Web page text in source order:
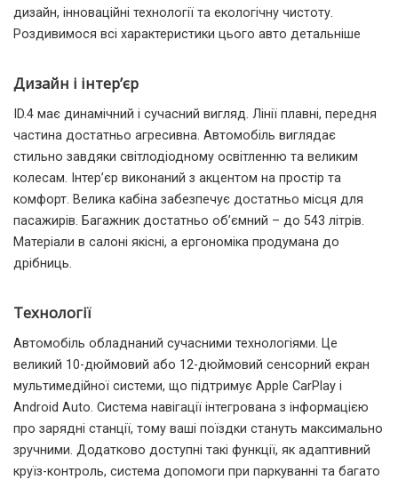
дизайн, інноваційні технології та екологічну чистоту.
Роздивимося всі характеристики цього авто детальніше
Дизайн і інтер’єр
ID.4 має динамічний і сучасний вигляд. Лінії плавні, передня
частина достатньо агресивна. Автомобіль виглядає
стильно завдяки світлодіодному освітленню та великим
колесам. Інтер’єр виконаний з акцентом на простір та
комфорт. Велика кабіна забезпечує достатньо місця для
пасажирів. Багажник достатньо об’ємний – до 543 літрів.
Матеріали в салоні якісні, а ергономіка продумана до
дрібниць.
Технології
Автомобіль обладнаний сучасними технологіями. Це
великий 10-дюймовий або 12-дюймовий сенсорний екран
мультимедійної системи, що підтримує Apple CarPlay і
Android Auto. Система навігації інтегрована з інформацією
про зарядні станції, тому ваші поїздки стануть максимально
зручними. Додатково доступні такі функції, як адаптивний
круїз-контроль, система допомоги при паркуванні та багато